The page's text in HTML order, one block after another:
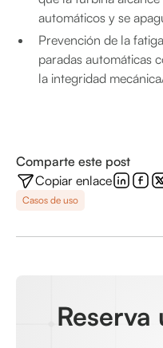
automáticos y se
Prevención de la
paradas automáticas
la integridad
Comparte este post
Copiar enlace
Casos de uso